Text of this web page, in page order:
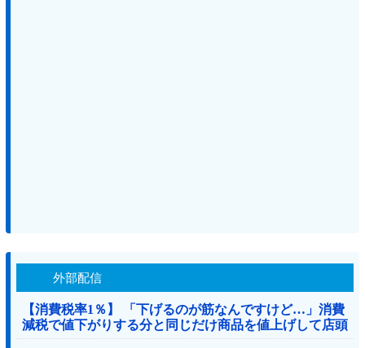
外部配信
【消費税率1％】 「下げるのが筋なんですけど…」消費
減税で値下がりする分と同じだけ商品を値上げして店頭
価格を変えない店も